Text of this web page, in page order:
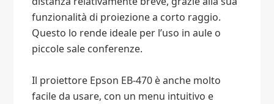
funzionalità di proiezione a corto raggio.
Questo lo rende ideale per l’uso in aule o
piccole sale conferenze.
Il proiettore Epson EB-470 è anche molto
facile da usare, con un menu intuitivo e